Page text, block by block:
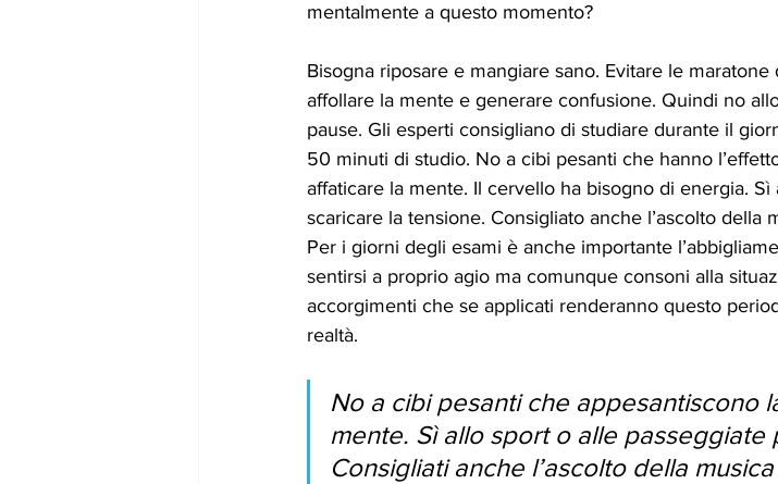
mentalmente a questo momento?
Bisogna riposare e mangiare sano. Evitare le
affollare la mente e generare confusione. Quindi no
pause. Gli esperti consigliano di studiare durante il
50 minuti di studio. No a cibi pesanti che hanno
affaticare la mente. Il cervello ha bisogno di energia.
scaricare la tensione. Consigliato anche l’ascolto della
Per i giorni degli esami è anche importante
sentirsi a proprio agio ma comunque consoni alla
accorgimenti che se applicati renderanno questo
realtà.
No a cibi pesanti che appesantiscono
mente. Sì allo sport o alle passeggiate
Consigliati anche l’ascolto della